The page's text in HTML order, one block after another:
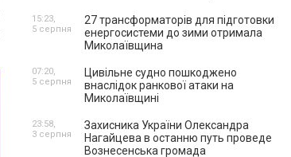
27 трансформаторів для підготовки
енергосистеми до зими отримала
Миколаївщина
15:23,
5 серпня
Цивільне судно пошкоджено
внаслідок ранкової атаки на
Миколаївщині
07:20,
5 серпня
Захисника України Олександра
Нагайцева в останню путь проведе
Вознесенська громада
23:58,
3 серпня